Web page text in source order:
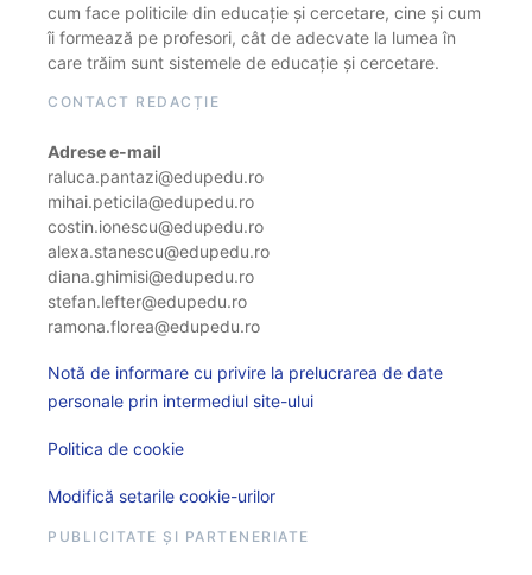
cum face politicile din educație și cercetare, cine și cum
îi formează pe profesori, cât de adecvate la lumea în
care trăim sunt sistemele de educație și cercetare.
CONTACT REDACȚIE
Adrese e-mail
raluca.pantazi@edupedu.ro
mihai.peticila@edupedu.ro
costin.ionescu@edupedu.ro
alexa.stanescu@edupedu.ro
diana.ghimisi@edupedu.ro
stefan.lefter@edupedu.ro
ramona.florea@edupedu.ro
Notă de informare cu privire la prelucrarea de date
personale prin intermediul site-ului
Politica de cookie
Modifică setarile cookie-urilor
PUBLICITATE ȘI PARTENERIATE